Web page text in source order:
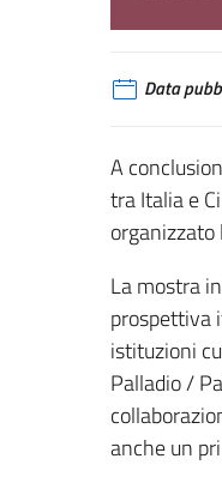
Data
A
tra Italia e
La mostra
prospettiva
istituzioni
Palladio /
anche un